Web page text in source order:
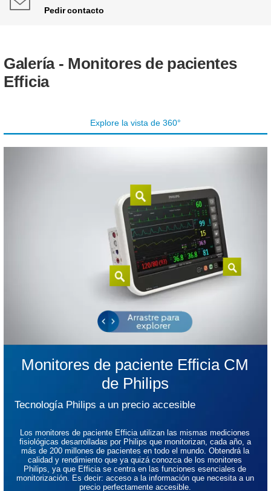
Pedir contacto
Galería - Monitores de pacientes
Efficia
Explore la vista de 360°
Los monitores de paciente Efficia utilizan las mismas mediciones
fisiológicas desarrolladas por Philips que monitorizan, cada año, a
más de 200 millones de pacientes en todo el mundo. Obtendrá la
calidad y rendimiento que ya quizá conozca de los monitores
Philips, ya que Efficia se centra en las funciones esenciales de
monitorización. Es decir: acceso a la información que necesita a un
precio perfectamente accesible.
Tecnología Philips a un precio accesible
Monitores de paciente Efficia CM
de Philips